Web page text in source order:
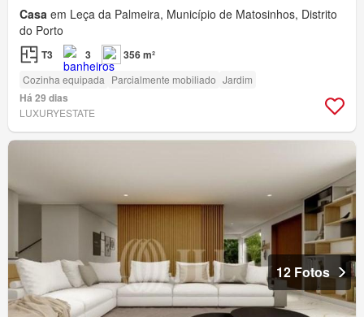
Casa em Leça da Palmeira, Município de Matosinhos, Distrito
do Porto
T3 3 356 m²
Cozinha equipada Parcialmente mobiliado Jardim
Há 29 dias
LUXURYESTATE
12 Fotos